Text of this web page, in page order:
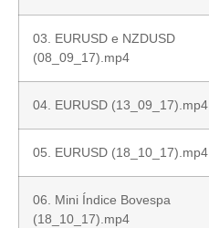
03. EURUSD e NZDUSD
(08_09_17).mp4
04. EURUSD (13_09_17).mp4
05. EURUSD (18_10_17).mp4
06. Mini Índice Bovespa
(18_10_17).mp4